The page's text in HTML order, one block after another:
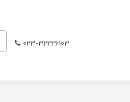
023-32226103